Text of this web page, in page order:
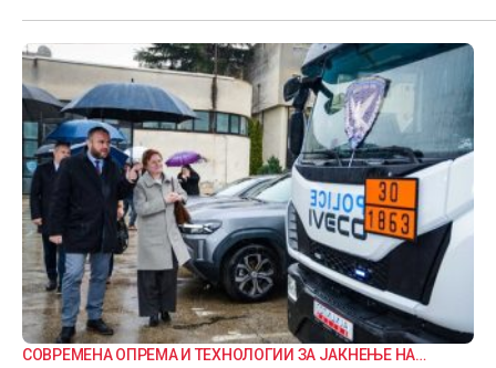
СОВРЕМЕНА ОПРЕМА И ТЕХНОЛОГИИ ЗА ЈАКНЕЊЕ НА